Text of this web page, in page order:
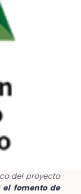
del proyecto
el fomento de